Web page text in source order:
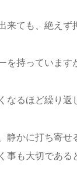
来ても、絶え
持っています
なるほど繰り
静かに打ち寄せ
も大切である